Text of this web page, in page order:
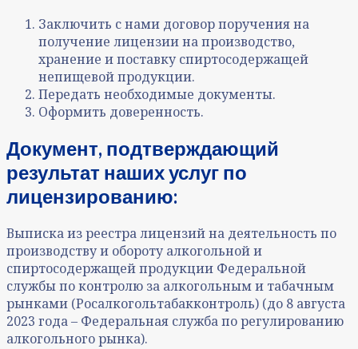
Заключить с нами договор поручения на
получение лицензии на производство,
хранение и поставку спиртосодержащей
непищевой продукции.
Передать необходимые документы.
Оформить доверенность.
Документ, подтверждающий
результат наших услуг по
лицензированию:
Выписка из реестра лицензий на деятельность по
производству и обороту алкогольной и
спиртосодержащей продукции Федеральной
службы по контролю за алкогольным и табачным
рынками (Росалкогольтабакконтроль) (до 8 августа
2023 года – Федеральная служба по регулированию
алкогольного рынка).